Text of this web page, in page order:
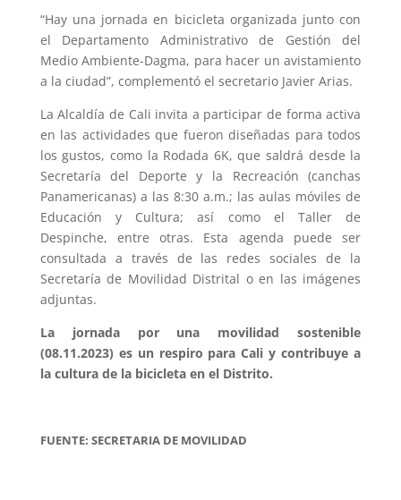
“Hay una jornada en bicicleta organizada junto con
el Departamento Administrativo de Gestión del
Medio Ambiente-Dagma, para hacer un avistamiento
a la ciudad”, complementó el secretario Javier Arias.
La Alcaldía de Cali invita a participar de forma activa
en las actividades que fueron diseñadas para todos
los gustos, como la Rodada 6K, que saldrá desde la
Secretaría del Deporte y la Recreación (canchas
Panamericanas) a las 8:30 a.m.; las aulas móviles de
Educación y Cultura; así como el Taller de
Despinche, entre otras. Esta agenda puede ser
consultada a través de las redes sociales de la
Secretaría de Movilidad Distrital o en las imágenes
adjuntas.
La jornada por una movilidad sostenible
(08.11.2023) es un respiro para Cali y contribuye a
la cultura de la bicicleta en el Distrito.
FUENTE: SECRETARIA DE MOVILIDAD